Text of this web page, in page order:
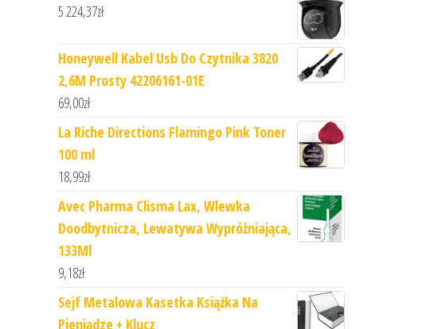
5 224,37zł
Honeywell Kabel Usb Do Czytnika 3820
2,6M Prosty 42206161-01E
69,00zł
La Riche Directions Flamingo Pink Toner
100 ml
18,99zł
Avec Pharma Clisma Lax, Wlewka
Doodbytnicza, Lewatywa Wypróżniająca,
133Ml
9,18zł
Sejf Metalowa Kasetka Książka Na
Pieniądze + Klucz